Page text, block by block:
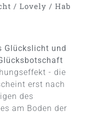
/ Lovely / Hab
Glückslicht und
- die
erst nach
des
am Boden der